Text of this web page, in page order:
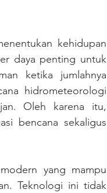
daya penting untuk
ketika jumlahnya
hidrometeorologi
Oleh karena itu,
bencana sekaligus
Teknologi ini tidak